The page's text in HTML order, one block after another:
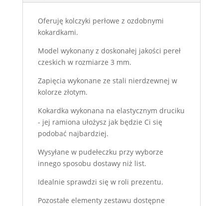
Oferuję kolczyki perłowe z ozdobnymi
kokardkami.
Model wykonany z doskonałej jakości pereł
czeskich w rozmiarze 3 mm.
Zapięcia wykonane ze stali nierdzewnej w
kolorze złotym.
Kokardka wykonana na elastycznym druciku
- jej ramiona ułożysz jak będzie Ci się
podobać najbardziej.
Wysyłane w pudełeczku przy wyborze
innego sposobu dostawy niż list.
Idealnie sprawdzi się w roli prezentu.
Pozostałe elementy zestawu dostępne